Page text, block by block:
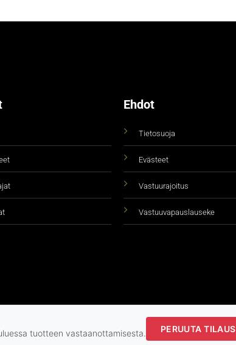
Ehdot
Tietosuoja
Evästeet
Vastuurajoitus
Vastuuvapauslauseke
Copyright 2026 © taidepiste.fi
tuotteen vastaanottamisesta. PERUUTA TILAUS